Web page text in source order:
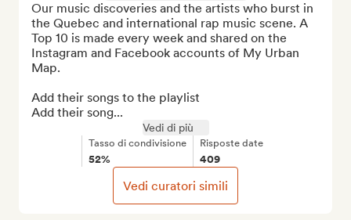
Our music discoveries and the artists who burst in
the Quebec and international rap music scene. A
Top 10 is made every week and shared on the
Instagram and Facebook accounts of My Urban
Map.
Add their songs to the playlist
Add their song...
Vedi di più
Tasso di condivisione
52%
Risposte date
409
Vedi curatori simili